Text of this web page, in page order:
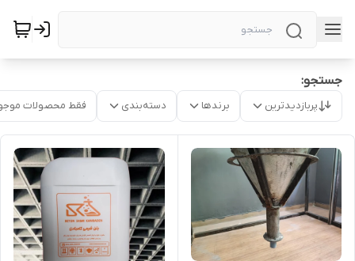
جستجو:
پربازدیدترین برندها دسته‌بندی فقط محصولات